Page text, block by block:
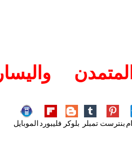
واليسار
بنترست تمبلر بلوكر فليبورد الموبايل